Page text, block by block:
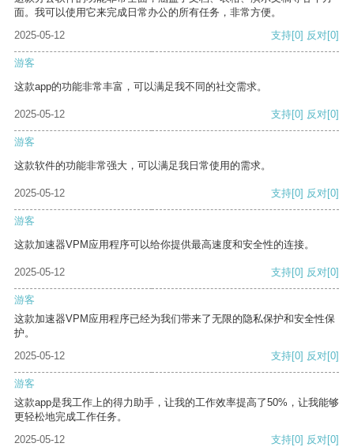
面。我可以使用它来完成日常办公的所有任务，非常方便。
2025-05-12
支持[0] 反对[0]
游客
这款app的功能非常丰富，可以满足我不同的社交需求。
2025-05-12 支持[0] 反对[0]
游客
这款软件的功能非常强大，可以满足我日常使用的需求。
2025-05-12 支持[0] 反对[0]
游客
这款加速器VPM应用程序可以给你提供最高速度和安全性的连接。
2025-05-12 支持[0] 反对[0]
游客
这款加速器VPM应用程序已经为我们带来了无限的隐私保护和安全性保
护。
2025-05-12
支持[0] 反对[0]
游客
这款app是我工作上的得力助手，让我的工作效率提高了50%，让我能够
更轻松地完成工作任务。
2025-05-12
支持[0] 反对[0]